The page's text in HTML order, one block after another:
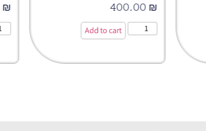
400.00 ₪
Add to cart
₪